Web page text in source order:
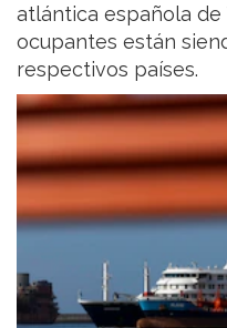
atlántica española de
ocupantes están
respectivos países.